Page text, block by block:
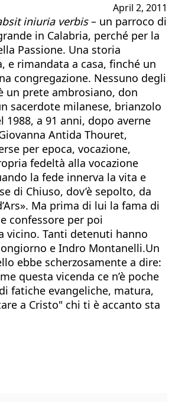
April 2, 2011
iniuria verbis– un parroco di
in Calabria, perché per la
Passione. Una storia
e rimandata a casa, finché un
congregazione. Nessuno degli
un prete ambrosiano, don
sacerdote milanese, brianzolo
a 91 anni, dopo averne
Antida Thouret,
per epoca, vocazione,
fedeltà alla vocazione
la fede innerva la vita e
di Chiuso, dov’è sepolto, da
Ma prima di lui la fama di
confessore per poi
vicino. Tanti detenuti hanno
e Indro Montanelli.Un
ebbe scherzosamente a dire:
questa vicenda ce n’è poche
fatiche evangeliche, matura,
a Cristo" chi ti è accanto sta